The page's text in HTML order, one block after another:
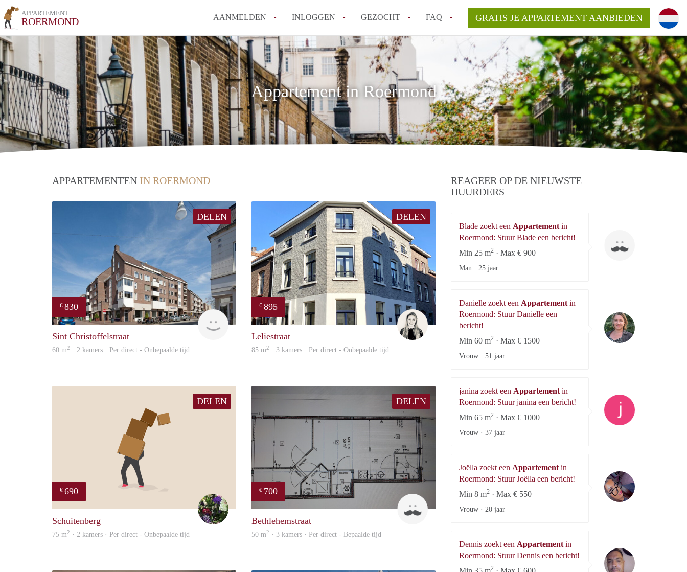
APPARTEMENT
ROERMOND AANMELDEN INLOGGEN GEZOCHT FAQ
How to translate AppartementRoermond!
Wat is AppartementRoermond?
Hoeveel kost het om te reageren op een Appartement in Roermond?
Wat is de privacyverklaring van AppartementRoermond?
Berekent AppartementRoermond
makelaarsvergoeding/bemiddelingsvergoeding?
GRATIS JE APPARTEMENT AANBIEDEN
Appartement in Roermond
APPARTEMENTEN IN ROERMOND
DELEN
€ 830
Woonhuis
Sint Christoffelstraat
60 m2 · 2 kamers · Per direct - Onbepaalde tijd
DELEN
€ 895
Fleur
Leliestraat
85 m2 · 3 kamers · Per direct - Onbepaalde tijd
DELEN
€ 690
Schuitenberg
75 m2 · 2 kamers · Per direct - Onbepaalde tijd
DELEN
€ 700
Bethlehemstraat
50 m2 · 3 kamers · Per direct - Bepaalde tijd
REAGEER OP DE NIEUWSTE
HUURDERS
Blade zoekt een Appartement in
Roermond: Stuur Blade een bericht!
Min 25 m2 · Max € 900
Man · 25 jaar
Danielle zoekt een Appartement in
Roermond: Stuur Danielle een
bericht!
Min 60 m2 · Max € 1500
Vrouw · 51 jaar
janina zoekt een Appartement in
Roermond: Stuur janina een bericht!
Min 65 m2 · Max € 1000
Vrouw · 37 jaar
Joëlla zoekt een Appartement in
Roermond: Stuur Joëlla een bericht!
Min 8 m2 · Max € 550
Vrouw · 20 jaar
Dennis zoekt een Appartement in
Roermond: Stuur Dennis een bericht!
2